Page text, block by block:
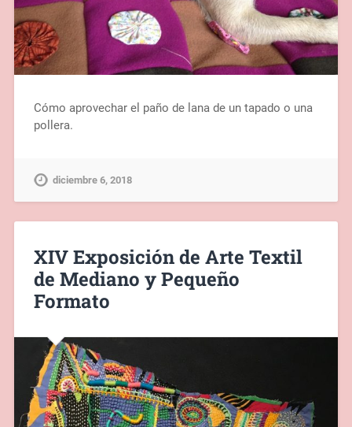
Cómo aprovechar el paño de lana de un tapado o una
pollera.
diciembre 6, 2018
XIV Exposición de Arte Textil
de Mediano y Pequeño
Formato